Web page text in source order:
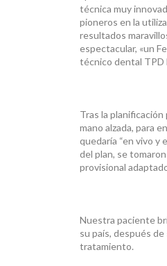
técnica muy
pioneros en la
resultados
espectacular, «un
técnico dental TPD
Tras la planificación
mano alzada, para
quedaría “en vivo y
del plan, se
provisional
Nuestra paciente
su país, después
tratamiento.